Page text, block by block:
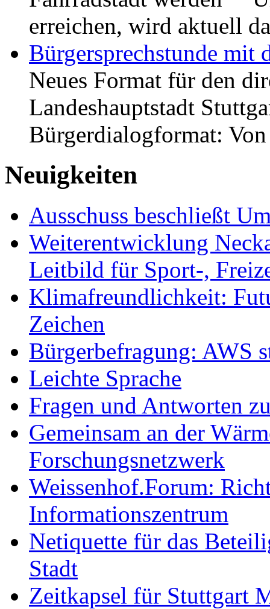
erreichen, wird aktuell
Bürgersprechstunde mit
Neues Format für den
Landeshauptstadt
Bürgerdialogformat:
Neuigkeiten
Ausschuss beschließt
Weiterentwicklung
Leitbild für Sport-,
Klimafreundlichkeit:
Zeichen
Bürgerbefragung: AWS
Leichte Sprache
Fragen und Antworten
Gemeinsam an der
Forschungsnetzwerk
Weissenhof.Forum:
Informationszentrum
Netiquette für das
Stadt
Zeitkapsel für Stuttgart